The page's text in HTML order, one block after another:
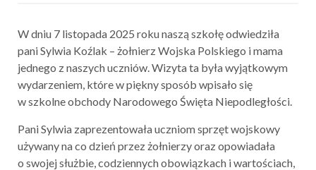
W dniu 7 listopada 2025 roku naszą szkołę odwiedziła
pani Sylwia Koźlak – żołnierz Wojska Polskiego i mama
jednego z naszych uczniów. Wizyta ta była wyjątkowym
wydarzeniem, które w piękny sposób wpisało się
w szkolne obchody Narodowego Święta Niepodległości.
Pani Sylwia zaprezentowała uczniom sprzęt wojskowy
używany na co dzień przez żołnierzy oraz opowiadała
o swojej służbie, codziennych obowiązkach i wartościach,